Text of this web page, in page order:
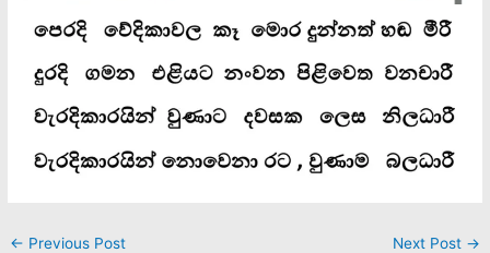
← Previous Post Next Post →